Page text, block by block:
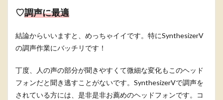
♡調声に最適
結論からいいますと、めっちゃイイです。特にSynthesizerV
の調声作業にバッチリです！
丁度、人の声の部分が聞きやすくて微細な変化もこのヘッド
フォンだと聞き逃すことがないです。SynthesizerVで調声を
されている方には、是非是非お薦めのヘッドフォンです。コ